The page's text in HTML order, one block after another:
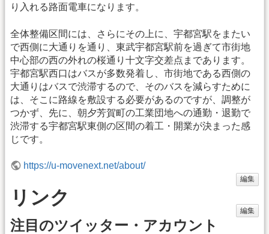
り入れる路面電車になります。
全体整備区間には、さらにその上に、宇都宮駅をまたい
で西側に大通りを通り、東武宇都宮駅前を過ぎて市街地
中心部の西の外れの桜通り十文字交差点まであります。
宇都宮駅西口はバスが多数発着し、市街地である西側の
大通りはバスで渋滞するので、そのバスを減らすために
は、そこに路線を敷設する必要があるのですが、調整が
つかず、先に、朝夕芳賀町の工業団地への通勤・退勤で
渋滞する宇都宮駅東側の区間の着工・開業が決まった感
じです。
https://u-movenext.net/about/
編集
リンク
編集
注目のツイッター・アカウント